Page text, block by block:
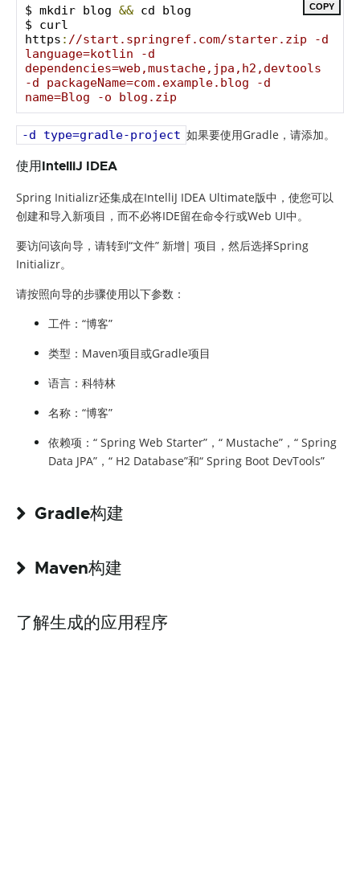
$ mkdir blog && cd blog
$ curl
https : //start.springref.com/starter.zip -d
language=kotlin -d
dependencies=web,mustache,jpa,h2,devtools
-d packageName=com.example.blog -d
name=Blog -o blog.zip
COPY
-d type=gradle-project 如果要使用Gradle，请添加。
使用IntelliJ IDEA
Spring Initializr还集成在IntelliJ IDEA Ultimate版中，使您可以
创建和导入新项目，而不必将IDE留在命令行或Web UI中。
要访问该向导，请转到“文件” 新增| 项目，然后选择Spring
Initializr。
请按照向导的步骤使用以下参数：
工件：“博客”
类型：Maven项目或Gradle项目
语言：科特林
名称：“博客”
依赖项：“ Spring Web Starter”，“ Mustache”，“ Spring
Data JPA”，“ H2 Database”和“ Spring Boot DevTools”
Gradle构建
Maven构建
了解生成的应用程序